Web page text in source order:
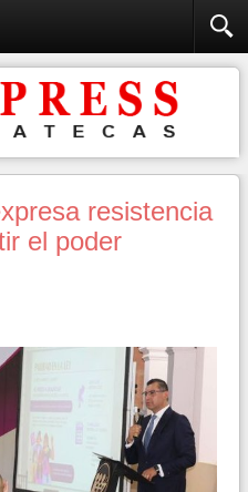
resistencia
el poder